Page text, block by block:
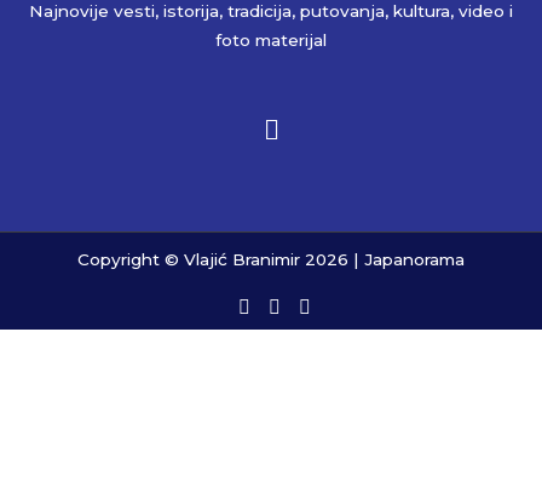
Najnovije vesti, istorija, tradicija, putovanja, kultura, video i
foto materijal
Copyright © Vlajić Branimir 2026 | Japanorama